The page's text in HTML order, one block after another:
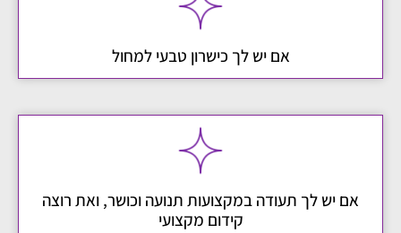
אם יש לך כישרון טבעי למחול
אם יש לך תעודה במקצועות תנועה וכושר, ואת רוצה
קידום מקצועי